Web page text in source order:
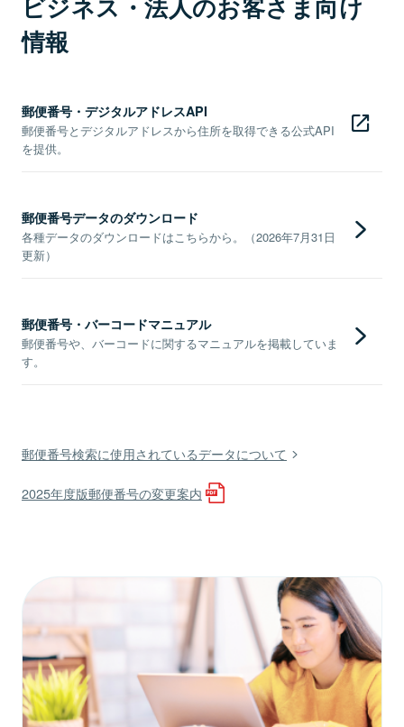
ビジネス・法人のお客さま向け
情報
郵便番号・デジタルアドレスAPI
郵便番号とデジタルアドレスから住所を取得できる公式API
を提供。
郵便番号データのダウンロード
各種データのダウンロードはこちらから。（2026年7月31日
更新）
郵便番号・バーコードマニュアル
郵便番号や、バーコードに関するマニュアルを掲載していま
す。
郵便番号検索に使用されているデータについて
2025年度版郵便番号の変更案内